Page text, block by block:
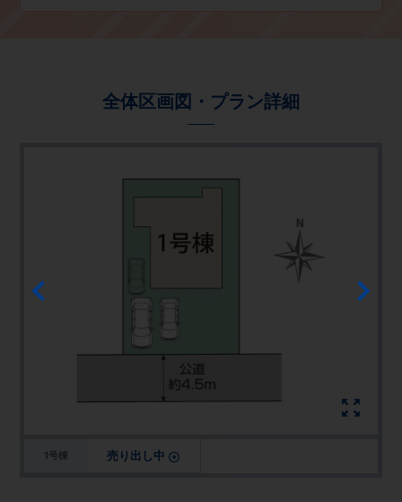
全体区画図・プラン詳細
1号棟 売り出し中